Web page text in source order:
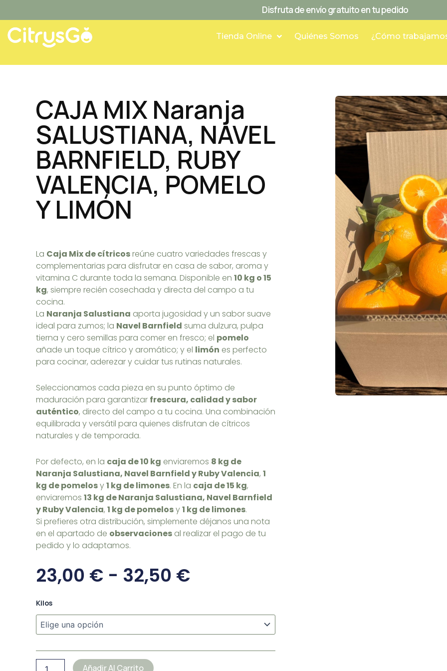
al
contenido
Disfruta de envío gratuito en tu pedido
Tienda Online Quiénes Somos ¿Cómo
CAJA MIX Naranja
SALUSTIANA, NAVEL
BARNFIELD, RUBY
VALENCIA, POMELO
Y LIMÓN
La Caja Mix de cítricosreúne cuatro variedades frescas y
complementarias para disfrutar en casa de sabor, aroma y
vitamina C durante toda la semana. Disponible en 10 kg o 15
kg, siempre recién cosechada y directa del campo a tu
cocina.
La Naranja Salustiana aporta jugosidad y un sabor suave
ideal para zumos; la Navel Barnfield suma dulzura, pulpa
tierna y cero semillas para comer en fresco; el pomelo
añade un toque cítrico y aromático; y el limón es perfecto
para cocinar, aderezar y cuidar tus rutinas naturales.
Seleccionamos cada pieza en su punto óptimo de
maduración para garantizar frescura, calidad y sabor
auténtico, directo del campo a tu cocina. Una combinación
equilibrada y versátil para quienes disfrutan de cítricos
naturales y de temporada.
Por defecto, en la caja de 10 kg enviaremos 8 kg de
Naranja Salustiana, Navel Barnfield y Ruby Valencia, 1
kg de pomelosy1 kg de limones. En la caja de 15 kg,
enviaremos 13 kg de Naranja Salustiana, Navel Barnfield
y Ruby Valencia, 1 kg de pomelosy1 kg de limones.
Si prefieres otra distribución, simplemente déjanos una nota
en el apartado de observaciones al realizar el pago de tu
pedido y lo adaptamos.
23,00 € - 32,50 €Rango
Precios:
Desde
23,00 €
Kilos
CAJA
MIX
Naranja
SALUSTIANA,
BARNFIELD,
RUBY
VALENCIA,
Añadir Al Carrito